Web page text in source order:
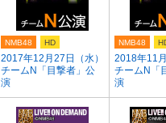
2017年12月27日（水）
チームN「目撃者」公
演
NMB48 HD
2018年11
チームN「
演
NMB48